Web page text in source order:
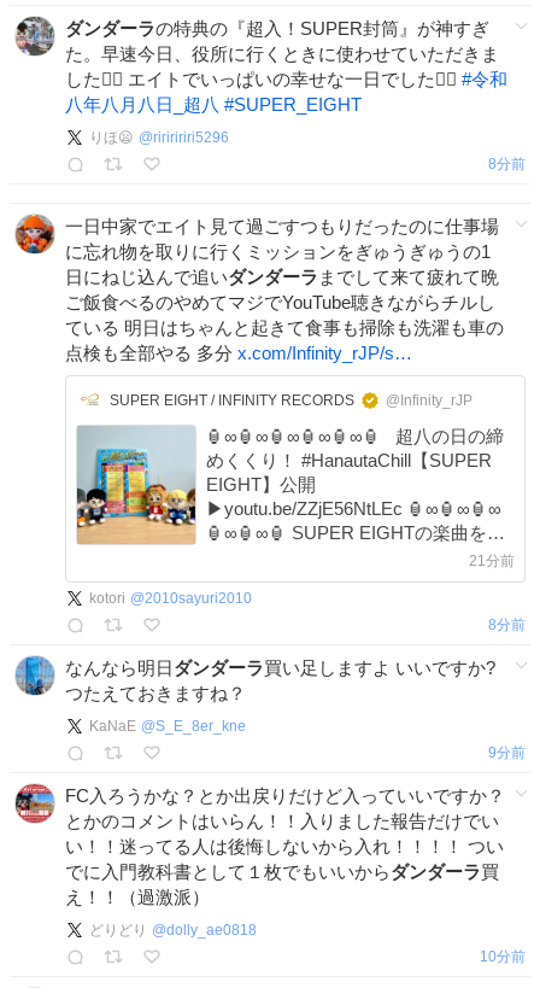
ダンダーラの特典の『超入！SUPER封筒』が神すぎ
た。早速今日、役所に行くときに使わせていただきま
した❤️‍🔥 エイトでいっぱいの幸せな一日でした❤️‍🔥 #令和
八年八月八日_超八 #SUPER_EIGHT
りほ😦 @ririririri5296
8分前
一日中家でエイト見て過ごすつもりだったのに仕事場
に忘れ物を取りに行くミッションをぎゅうぎゅうの1
日にねじ込んで追いダンダーラ までして来て疲れて晩
ご飯食べるのやめてマジでYouTube聴きながらチルし
ている 明日はちゃんと起きて食事も掃除も洗濯も車の
点検も全部やる 多分 x.com/Infinity_rJP/s…
SUPER EIGHT / INFINITY RECORDS @Infinity_rJP
🏮∞🏮∞🏮∞🏮∞🏮∞🏮 超八の日の締
めくくり！ #HanautaChill【SUPER
EIGHT】公開
▶︎youtu.be/ZZjE56NtLEc 🏮∞🏮∞🏮∞
🏮∞🏮∞🏮 SUPER EIGHTの楽曲を
chillなアレンジで ゆるりとお楽しみく
ださい🎼🎶 令和8年8月8日 最高で最
強の“超八”の日🔥 楽しんでくださった
21分前
kotori @2010sayuri2010
8分前
なんなら明日ダンダーラ買い足しますよ いいですか?
つたえておきますね？
KaNaE @S_E_8er_kne
9分前
FC入ろうかな？とか出戻りだけど入っていいですか？
とかのコメントはいらん！！入りました報告だけでい
い！！迷ってる人は後悔しないから入れ！！！！ つい
でに入門教科書として１枚でもいいからダンダーラ買
え！！（過激派）
どりどり @dolly_ae0818
10分前